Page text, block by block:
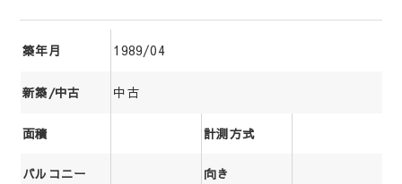
築年月 1989/04
新築/中古 中古
面積 計測方式
バルコニー 向き